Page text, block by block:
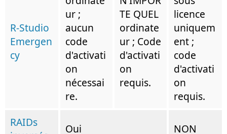
R-Studio
Emergen
cy
ur ;
aucun
code
d'activati
on
nécessai
re.
TE QUEL
ordinate
ur ; Code
d'activati
on
requis.
licence
uniquem
ent ;
code
d'activati
on
requis.
RAIDs
Oui NON